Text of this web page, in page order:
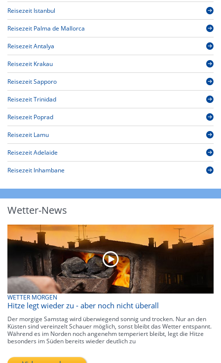
Reisezeit Istanbul
Reisezeit Palma de Mallorca
Reisezeit Antalya
Reisezeit Krakau
Reisezeit Sapporo
Reisezeit Trinidad
Reisezeit Poprad
Reisezeit Lamu
Reisezeit Adelaide
Reisezeit Inhambane
Wetter-News
WETTER MORGEN
Hitze legt wieder zu - aber noch nicht überall
Der morgige Samstag wird überwiegend sonnig und trocken. Nur an den
Küsten sind vereinzelt Schauer möglich, sonst bleibt das Wetter entspannt.
Während es im Norden noch angenehm temperiert bleibt, legt die Hitze
besonders im Süden bereits wieder deutlich zu